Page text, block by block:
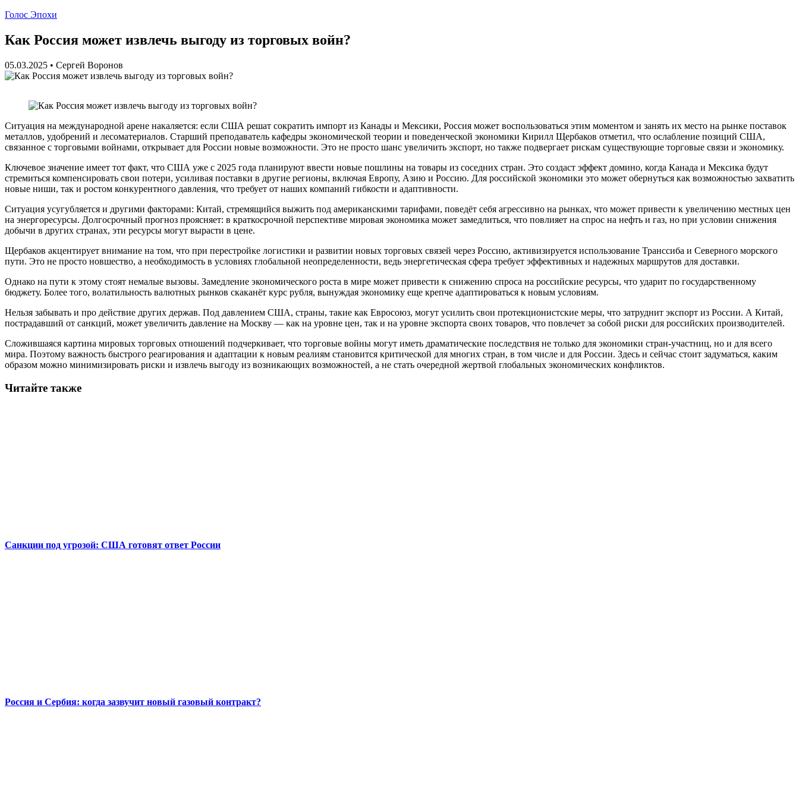
Голос Эпохи
Как Россия может извлечь выгоду из торговых войн?
05.03.2025 • Сергей Воронов
Ситуация на международной арене накаляется: если США решат сократить импорт из Канады и Мексики, Россия может воспользоваться этим моментом и занять их место на рынке поставок
металлов, удобрений и лесоматериалов. Старший преподаватель кафедры экономической теории и поведенческой экономики Кирилл Щербаков отметил, что ослабление позиций США,
связанное с торговыми войнами, открывает для России новые возможности. Это не просто шанс увеличить экспорт, но также подвергает рискам существующие торговые связи и экономику.
Ключевое значение имеет тот факт, что США уже с 2025 года планируют ввести новые пошлины на товары из соседних стран. Это создаст эффект домино, когда Канада и Мексика будут
стремиться компенсировать свои потери, усиливая поставки в другие регионы, включая Европу, Азию и Россию. Для российской экономики это может обернуться как возможностью захватить
новые ниши, так и ростом конкурентного давления, что требует от наших компаний гибкости и адаптивности.
Ситуация усугубляется и другими факторами: Китай, стремящийся выжить под американскими тарифами, поведёт себя агрессивно на рынках, что может привести к увеличению местных цен
на энергоресурсы. Долгосрочный прогноз проясняет: в краткосрочной перспективе мировая экономика может замедлиться, что повлияет на спрос на нефть и газ, но при условии снижения
добычи в других странах, эти ресурсы могут вырасти в цене.
Щербаков акцентирует внимание на том, что при перестройке логистики и развитии новых торговых связей через Россию, активизируется использование Транссиба и Северного морского
пути. Это не просто новшество, а необходимость в условиях глобальной неопределенности, ведь энергетическая сфера требует эффективных и надежных маршрутов для доставки.
Однако на пути к этому стоят немалые вызовы. Замедление экономического роста в мире может привести к снижению спроса на российские ресурсы, что ударит по государственному
бюджету. Более того, волатильность валютных рынков скаканёт курс рубля, вынуждая экономику еще крепче адаптироваться к новым условиям.
Нельзя забывать и про действие других держав. Под давлением США, страны, такие как Евросоюз, могут усилить свои протекционистские меры, что затруднит экспорт из России. А Китай,
пострадавший от санкций, может увеличить давление на Москву — как на уровне цен, так и на уровне экспорта своих товаров, что повлечет за собой риски для российских производителей.
Сложившаяся картина мировых торговых отношений подчеркивает, что торговые войны могут иметь драматические последствия не только для экономики стран-участниц, но и для всего
мира. Поэтому важность быстрого реагирования и адаптации к новым реалиям становится критической для многих стран, в том числе и для России. Здесь и сейчас стоит задуматься, каким
образом можно минимизировать риски и извлечь выгоду из возникающих возможностей, а не стать очередной жертвой глобальных экономических конфликтов.
Читайте также
Санкции под угрозой: США готовят ответ России
Россия и Сербия: когда зазвучит новый газовый контракт?